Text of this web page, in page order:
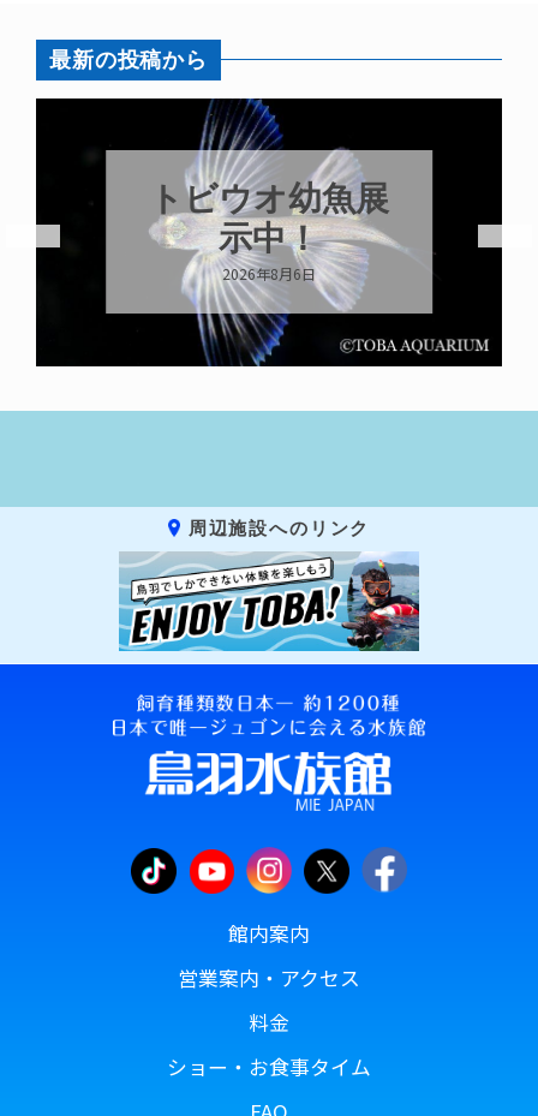
最新の投稿から
トビウオ幼魚展
示中！
2026年8月6日
周辺施設へのリンク
館内案内
営業案内・アクセス
料金
ショー・お食事タイム